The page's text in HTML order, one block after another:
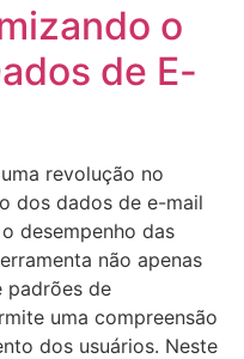
o
de E-
revolução no
dos dados de e-mail
desempenho das
não apenas
padrões de
uma compreensão
dos usuários. Neste